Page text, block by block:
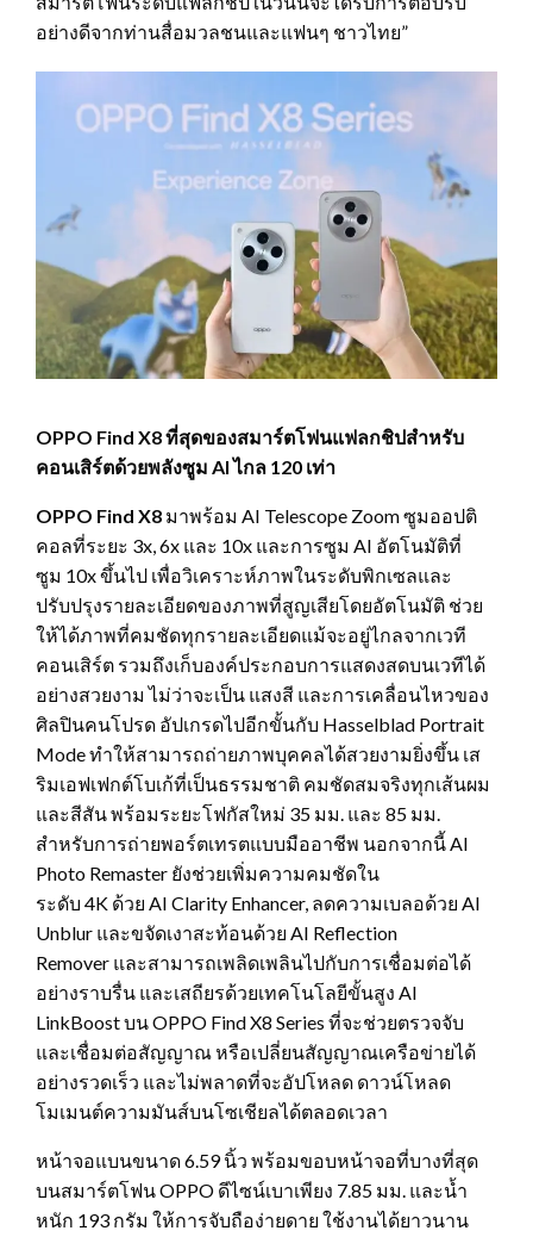
อย่างดีจากท่านสื่อมวลชนและแฟนๆ ชาวไทย”
OPPO Find X8 ที่สุดของสมาร์ตโฟนแฟลกชิปสำหรับ
คอนเสิร์ตด้วยพลังซูม AI ไกล 120 เท่า
OPPO Find X8 มาพร้อม AI Telescope Zoom ซูมออปติ
คอลที่ระยะ 3x, 6x และ 10x และการซูม AI อัตโนมัติที่
ซูม 10x ขึ้นไป เพื่อวิเคราะห์ภาพในระดับพิกเซลและ
ปรับปรุงรายละเอียดของภาพที่สูญเสียโดยอัตโนมัติ ช่วย
ให้ได้ภาพที่คมชัดทุกรายละเอียดแม้จะอยู่ไกลจากเวที
คอนเสิร์ต รวมถึงเก็บองค์ประกอบการแสดงสดบนเวทีได้
อย่างสวยงาม ไม่ว่าจะเป็น แสงสี และการเคลื่อนไหวของ
ศิลปินคนโปรด อัปเกรดไปอีกขั้นกับ Hasselblad Portrait
Mode ทำให้สามารถถ่ายภาพบุคคลได้สวยงามยิ่งขึ้น เส
ริมเอฟเฟกต์โบเก้ที่เป็นธรรมชาติ คมชัดสมจริงทุกเส้นผม
และสีสัน พร้อมระยะโฟกัสใหม่ 35 มม. และ 85 มม.
สำหรับการถ่ายพอร์ตเทรตแบบมืออาชีพ นอกจากนี้ AI
Photo Remaster ยังช่วยเพิ่มความคมชัดใน
ระดับ 4K ด้วย AI Clarity Enhancer, ลดความเบลอด้วย AI
Unblur และขจัดเงาสะท้อนด้วย AI Reflection
Remover และสามารถเพลิดเพลินไปกับการเชื่อมต่อได้
อย่างราบรื่น และเสถียรด้วยเทคโนโลยีขั้นสูง AI
LinkBoost บน OPPO Find X8 Series ที่จะช่วยตรวจจับ
และเชื่อมต่อสัญญาณ หรือเปลี่ยนสัญญาณเครือข่ายได้
อย่างรวดเร็ว และไม่พลาดที่จะอัปโหลด ดาวน์โหลด
โมเมนต์ความมันส์บนโซเชียลได้ตลอดเวลา
หน้าจอแบนขนาด 6.59 นิ้ว พร้อมขอบหน้าจอที่บางที่สุด
บนสมาร์ตโฟน OPPO ดีไซน์เบาเพียง 7.85 มม. และน้ำ
หนัก 193 กรัม ให้การจับถือง่ายดาย ใช้งานได้ยาวนาน